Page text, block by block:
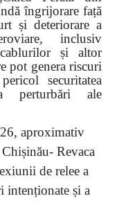
îngrijorare față
și deteriorare a
inclusiv
cablurilor și altor
pot genera riscuri
securitatea
perturbări ale
aproximativ
Revaca
de relee a
intenționate și a